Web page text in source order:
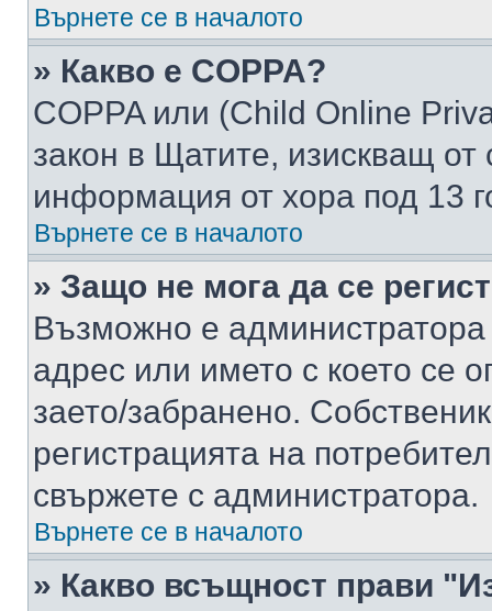
Върнете се в началото
» Какво е COPPA?
COPPA или (Child Online
закон в Щатите, изискващ от
информация от хора под 13
Върнете се в началото
» Защо не мога да се
Възможно е
адрес или името с което се
заето/забранено.
регистрацията на
свържете с администратора.
Върнете се в началото
» Какво всъщност прави